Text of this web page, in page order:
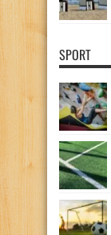
SPORT